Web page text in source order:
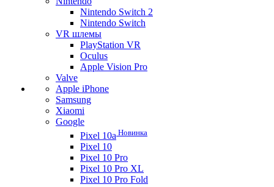
Nintendo Switch 2
Nintendo Switch
VR шлемы
PlayStation VR
Oculus
Apple Vision Pro
Valve
Apple iPhone
Samsung
Xiaomi
Google
Pixel 10a Новинка
Pixel 10
Pixel 10 Pro
Pixel 10 Pro XL
Pixel 10 Pro Fold